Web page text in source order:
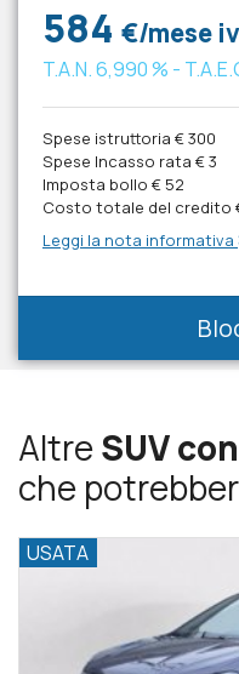
584 €/mese
T.A.N.6,990 % -
Spese istruttoria € 300
Spese Incasso rata € 3
Imposta bollo € 52
Costo totale del credito
Leggi la nota informativa
AltreSUV
che
USATA